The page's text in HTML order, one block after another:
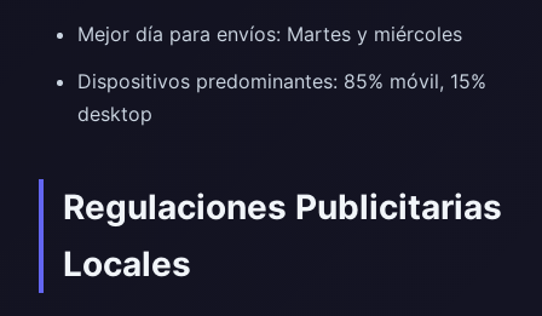
Mejor día para envíos: Martes y miércoles
Dispositivos predominantes: 85% móvil, 15%
desktop
Regulaciones Publicitarias
Locales